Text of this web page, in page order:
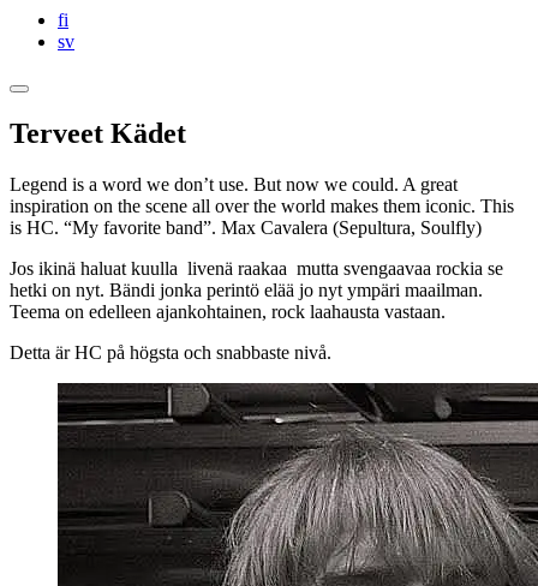
fi
sv
Terveet Kädet
Legend is a word we don’t use. But now we could. A great
inspiration on the scene all over the world makes them iconic. This
is HC. “My favorite band”. Max Cavalera (Sepultura, Soulfly)
Jos ikinä haluat kuulla livenä raakaa mutta svengaavaa rockia se
hetki on nyt. Bändi jonka perintö elää jo nyt ympäri maailman.
Teema on edelleen ajankohtainen, rock laahausta vastaan.
Detta är HC på högsta och snabbaste nivå.